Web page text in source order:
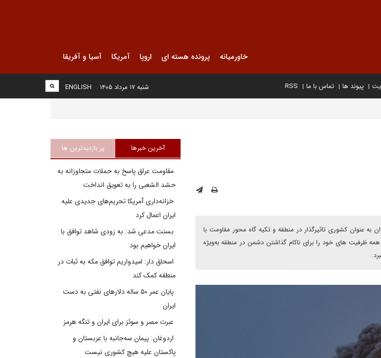
خاورمیانه پرونده هسته ای اروپا آمریکا آسیا و آفریقا
پیوند ها تماس با ما RSS
ENGLISH شنبه ۱۷ مرداد ۱۴۰۵
عنوان کشوری تاثیرگذار در منطقه و تکیه گاه محور مقاومت با
ظرفیت های خود را برای ناکام گذاشتن دشمن در منطقه به‌ویژه
آخرین خبرها پر بازدیدترین ها
مقاومت عراق پاسخ به حملات متجاوزانه به
حشد الشعبی را به تعویق انداخت
خزانه‌داری آمریکا تحریم‌های جدیدی علیه
ایران اعمال کرد
بسنت مدعی شد: به زودی شاهد توافق با
ایران خواهیم بود
اسحاق دار: امیدواریم توافق مکه به ثبات در
منطقه کمک کند
پایان عمر ۵۰ ساله دلارهای نفتی به دست
ایران
عبرت مصر و سوئز برای ایران و تنگه هرمز
اردوغان: پیمان سه‌جانبه با عربستان و
پاکستان علیه هیچ کشوری نیست